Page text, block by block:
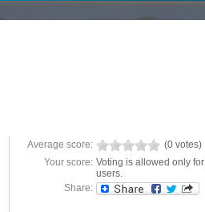
Average score:
(0 votes)
Your score: Voting is allowed only for
users.
Share: